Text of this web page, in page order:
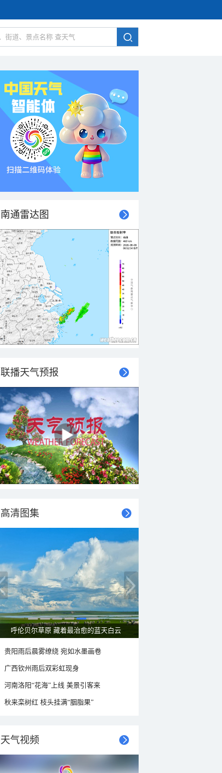
南通雷达图
联播天气预报
高清图集
呼伦贝尔草原 藏着最治愈的蓝天白云
贵阳雨后晨雾缭绕 宛如水墨画卷
广西钦州雨后双彩虹现身
河南洛阳“花海”上线 美景引客来
秋来栾树红 枝头挂满“胭脂果”
天气视频